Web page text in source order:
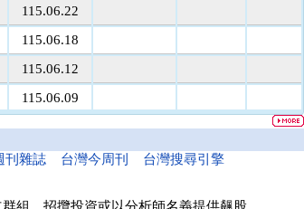
10.0
16.2
10.0
364.5 364.8 365 ▼0.20
0.05%
議價 86 86 0.00
0.00%
249.5 249.8 250 ▼0.20
0.08%
20.1 20.1 20 ▲0.10
0.50%
50.0 50.0 50 0.00
115.06.22
115.06.18
115.06.12
115.06.09
115.06.16
115.05.21
刊雜誌 台灣今周刊 台灣搜尋引擎